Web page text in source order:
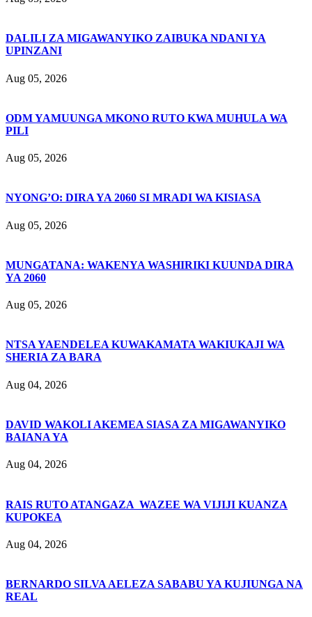
DALILI ZA MIGAWANYIKO ZAIBUKA NDANI YA
UPINZANI
Aug 05, 2026
ODM YAMUUNGA MKONO RUTO KWA MUHULA WA
PILI
Aug 05, 2026
NYONG’O: DIRA YA 2060 SI MRADI WA KISIASA
Aug 05, 2026
MUNGATANA: WAKENYA WASHIRIKI KUUNDA DIRA
YA 2060
Aug 05, 2026
NTSA YAENDELEA KUWAKAMATA WAKIUKAJI WA
SHERIA ZA BARA
Aug 04, 2026
DAVID WAKOLI AKEMEA SIASA ZA MIGAWANYIKO
BAIANA YA
Aug 04, 2026
RAIS RUTO ATANGAZA WAZEE WA VIJIJI KUANZA
KUPOKEA
Aug 04, 2026
BERNARDO SILVA AELEZA SABABU YA KUJIUNGA NA
REAL